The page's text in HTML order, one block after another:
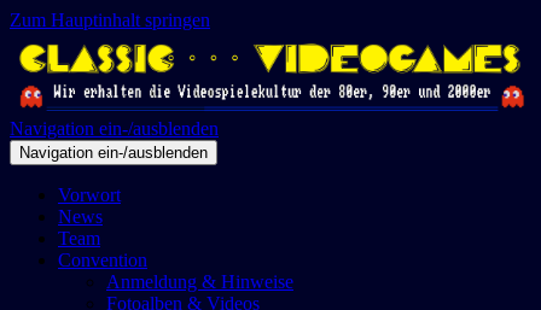
Zum Hauptinhalt springen
Navigation ein-/ausblenden
Navigation ein-/ausblenden
Vorwort
News
Team
Convention
Anmeldung & Hinweise
Fotoalben & Videos